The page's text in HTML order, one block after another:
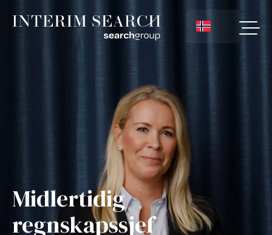
Midlertidig
regnskapssjef